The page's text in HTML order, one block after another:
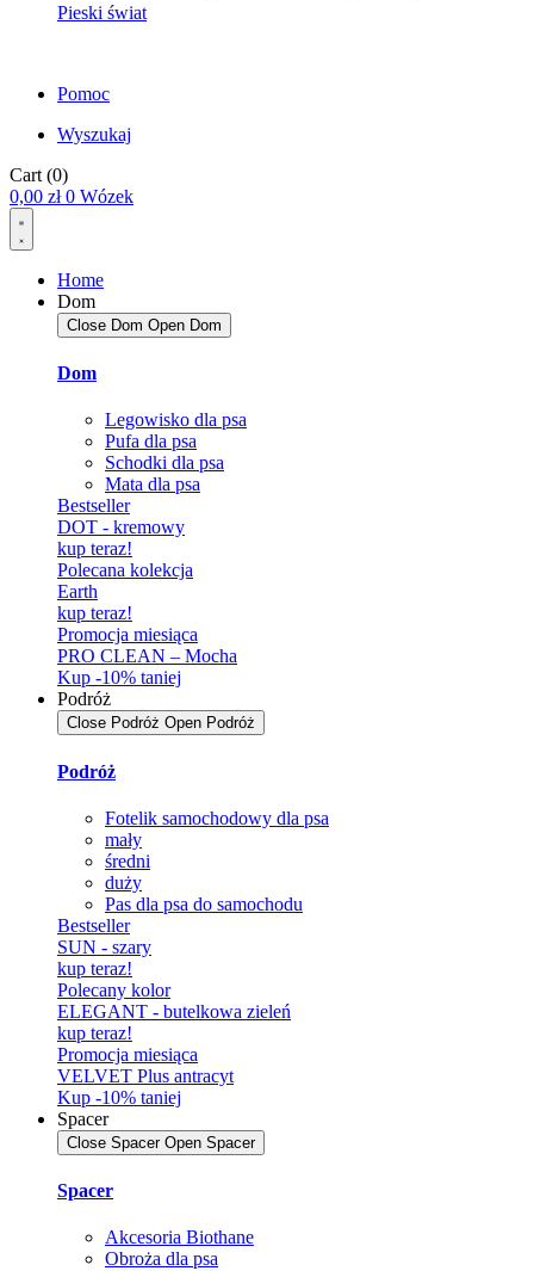
Pieski świat
Pomoc
Wyszukaj
Cart (0)
0,00 zł 0 Wózek
Home
Dom
Close Dom Open Dom
Dom
Legowisko dla psa
Pufa dla psa
Schodki dla psa
Mata dla psa
Bestseller
DOT - kremowy
kup teraz!
Polecana kolekcja
Earth
kup teraz!
Promocja miesiąca
PRO CLEAN – Mocha
Kup -10% taniej
Podróż
Close Podróż Open Podróż
Podróż
Fotelik samochodowy dla psa
mały
średni
duży
Pas dla psa do samochodu
Bestseller
SUN - szary
kup teraz!
Polecany kolor
ELEGANT - butelkowa zieleń
kup teraz!
Promocja miesiąca
VELVET Plus antracyt
Kup -10% taniej
Spacer
Close Spacer Open Spacer
Spacer
Akcesoria Biothane
Obroża dla psa